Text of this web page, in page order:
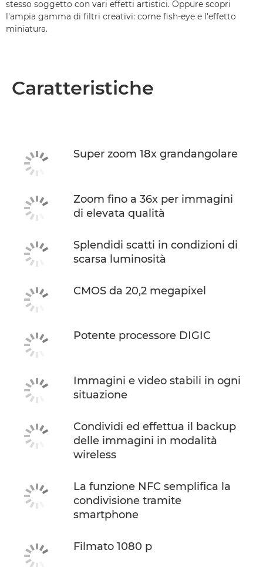
stesso soggetto con vari effetti artistici. Oppure scopri
l'ampia gamma di filtri creativi: come fish-eye e l'effetto
miniatura.
Caratteristiche
Super zoom 18x grandangolare
Zoom fino a 36x per immagini
di elevata qualità
Splendidi scatti in condizioni di
scarsa luminosità
CMOS da 20,2 megapixel
Potente processore DIGIC
Immagini e video stabili in ogni
situazione
Condividi ed effettua il backup
delle immagini in modalità
wireless
La funzione NFC semplifica la
condivisione tramite
smartphone
Filmato 1080 p